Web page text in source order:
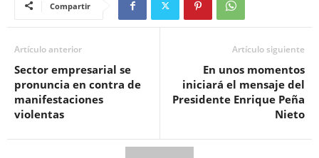
Compartir
Artículo anterior
Sector empresarial se
pronuncia en contra de
manifestaciones
violentas
Artículo siguiente
En unos momentos
iniciará el mensaje del
Presidente Enrique Peña
Nieto